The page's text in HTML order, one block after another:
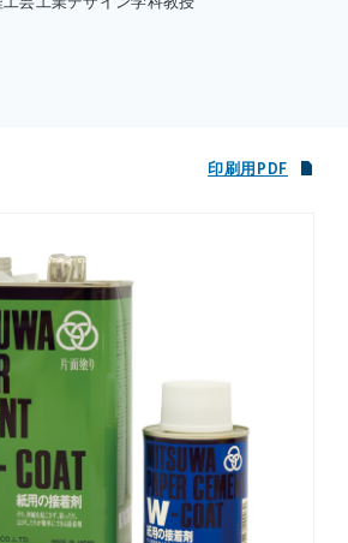
きれいに剥がす時は、ソルベントを使用
し剥がし、そこにソルベントを注入しな
る注意事項をよく守って使用しましょ
性が強いので、使用後はしっかり栓を閉
メントやソルベントは、画材店やホーム
ます。
印刷用PDF